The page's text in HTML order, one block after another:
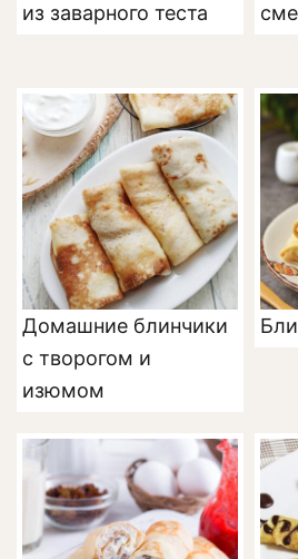
из заварного теста
Домашние блинчики
с творогом и
изюмом